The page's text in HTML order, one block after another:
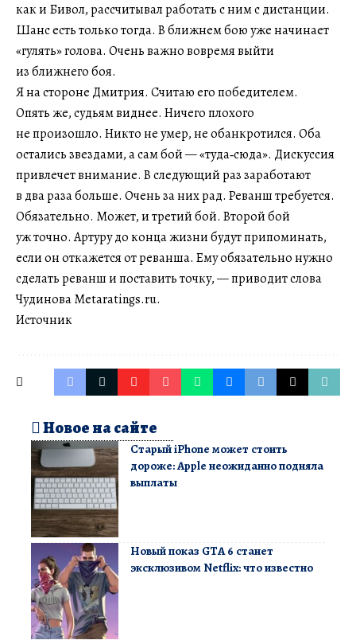
как и Бивол, рассчитывал работать с ним с дистанции.
Шанс есть только тогда. В ближнем бою уже начинает
«гулять» голова. Очень важно вовремя выйти
из ближнего боя.
Я на стороне Дмитрия. Считаю его победителем.
Опять же, судьям виднее. Ничего плохого
не произошло. Никто не умер, не обанкротился. Оба
остались звездами, а сам бой — «туда‑сюда». Дискуссия
привлечет внимание. В следующий раз заработают
в два раза больше. Очень за них рад. Реванш требуется.
Обязательно. Может, и третий бой. Второй бой
уж точно. Артуру до конца жизни будут припоминать,
если он откажется от реванша. Ему обязательно нужно
сделать реванш и поставить точку, — приводит слова
Чудинова Metaratings.ru.
Источник
Новое на сайте
Старый iPhone может стоить
дороже: Apple неожиданно подняла
выплаты
Новый показ GTA 6 станет
эксклюзивом Netflix: что известно